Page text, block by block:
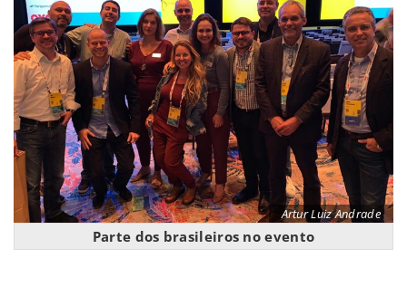
Artur Luiz Andrade
Parte dos brasileiros no evento